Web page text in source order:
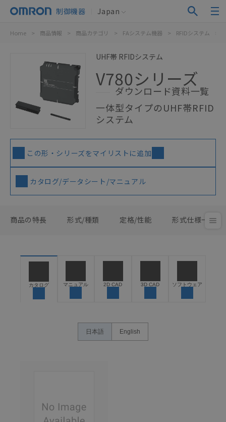
制御機器 Japan
Home > 商品情報 > 商品カテゴリ > FAシステム機器 > RFIDシステム >
UHF帯 RFIDシステム
V780シリーズ
ダウンロード資料一覧
一体型タイプのUHF帯RFID
システム
この形・シリーズをマイリストに追加
カタログ/データシート/マニュアル
商品の特長 形式/種類 定格/性能 形式仕様一覧
カタログ マニュアル 2D CAD 3D CAD ソフトウェア
日本語 English